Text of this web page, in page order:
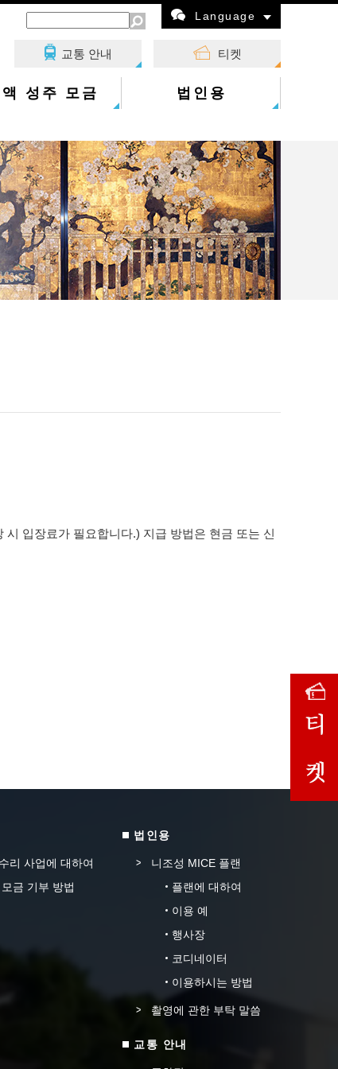
Language
액 성주 모금 법인용
교통 안내 티켓
입장료가 필요합니다.) 지급 방법은 현금 또는 신
리 사업에 대하여
금 기부 방법
법인용
니조성 MICE 플랜
플랜에 대하여
이용 예
행사장
코디네이터
이용하시는 방법
촬영에 관한 부탁 말씀
교통 안내